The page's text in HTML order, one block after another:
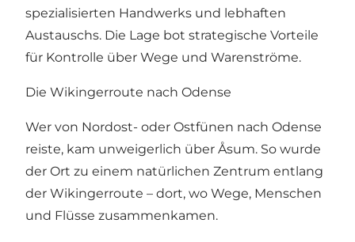
spezialisierten Handwerks und lebhaften
Austauschs. Die Lage bot strategische Vorteile
für Kontrolle über Wege und Warenströme.
Die Wikingerroute nach Odense
Wer von Nordost- oder Ostfünen nach Odense
reiste, kam unweigerlich über Åsum. So wurde
der Ort zu einem natürlichen Zentrum entlang
der Wikingerroute – dort, wo Wege, Menschen
und Flüsse zusammenkamen.